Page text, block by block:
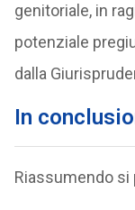
genitoriale, in
potenziale
dalla
In
Riassumendo